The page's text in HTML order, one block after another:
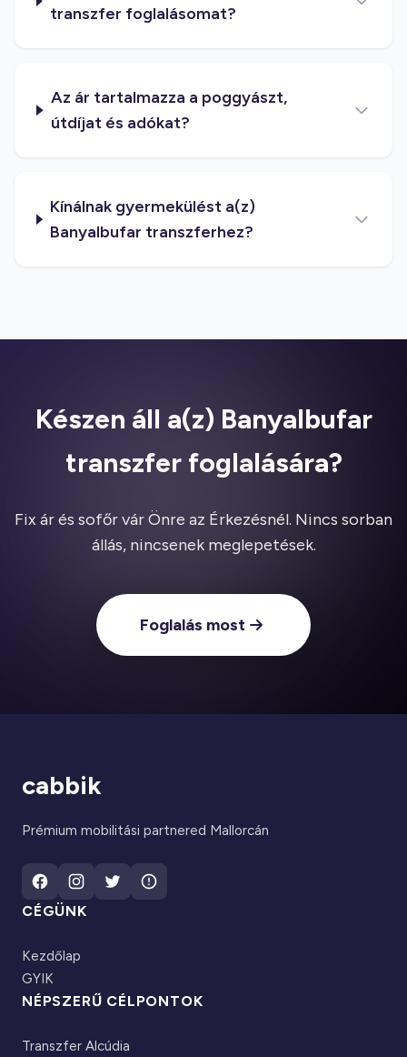
transzfer foglalásomat?
Az ár tartalmazza a poggyászt,
útdíjat és adókat?
Kínálnak gyermekülést a(z)
Banyalbufar transzferhez?
Készen áll a(z) Banyalbufar
transzfer foglalására?
Fix ár és sofőr vár Önre az Érkezésnél. Nincs sorban
állás, nincsenek meglepetések.
Foglalás most
cabbik
Prémium mobilitási partnered Mallorcán
CÉGÜNK
Kezdőlap
GYIK
NÉPSZERŰ CÉLPONTOK
Transzfer Alcúdia